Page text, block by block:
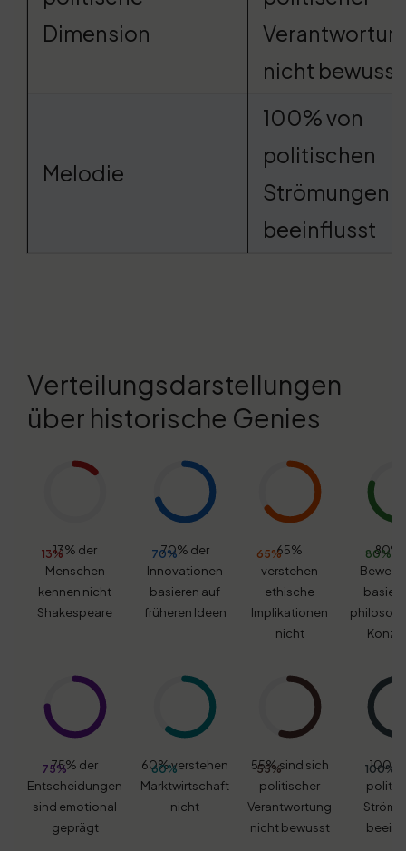
Dimension
nicht bewusst
Melodie
100% von
politischen
Strömungen
beeinflusst
Verteilungsdarstellungen
über historische Genies
13%13% der
Menschen
kennen nicht
Shakespeare
70%
70% der
Innovationen
basieren auf
früheren Ideen
65%65%
verstehen
ethische
Implikationen
nicht
80%
80%
75%
75% der
Entscheidungen
sind emotional
geprägt
60%
60% verstehen
Marktwirtschaft
nicht
55%
55% sind sich
politischer
Verantwortung
nicht bewusst
100%
100%